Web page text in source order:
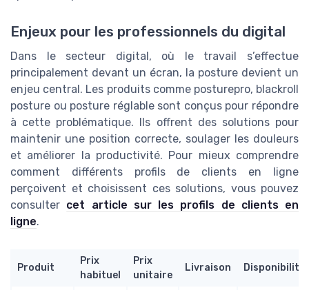
Enjeux pour les professionnels du digital
Dans le secteur digital, où le travail s’effectue
principalement devant un écran, la posture devient un
enjeu central. Les produits comme posturepro, blackroll
posture ou posture réglable sont conçus pour répondre
à cette problématique. Ils offrent des solutions pour
maintenir une position correcte, soulager les douleurs
et améliorer la productivité. Pour mieux comprendre
comment différents profils de clients en ligne
perçoivent et choisissent ces solutions, vous pouvez
consulter cet article sur les profils de clients en
ligne.
Produit
Prix
habituel
Prix
unitaire
Livraison Disponibilité